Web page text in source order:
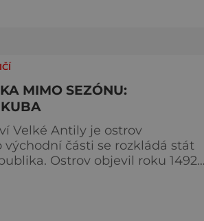
MIMO SEZÓNU:
Velké Antily je ostrov
východní části se rozkládá stát
Ostrov objevil roku 1492
dnes jako Santo